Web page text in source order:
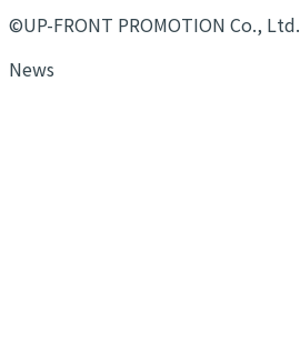
©UP-FRONT PROMOTION Co., Ltd.
News